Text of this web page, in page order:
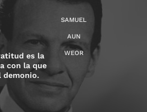
es la
con la que
demonio.
SAMUEL
AUN
WEOR